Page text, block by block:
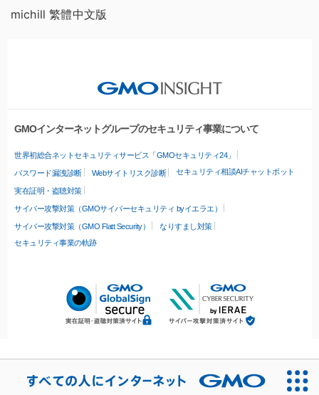
michill 繁體中文版
GMOインターネットグループのセキュリティ事業について
世界初総合ネットセキュリティサービス「GMOセキュリティ24」
パスワード漏洩診断 Webサイトリスク診断 セキュリティ相談AIチャットボット
実在証明・盗聴対策
サイバー攻撃対策（GMOサイバーセキュリティ byイエラエ）
サイバー攻撃対策（GMO Flatt Security）
なりすまし対策
セキュリティ事業の軌跡